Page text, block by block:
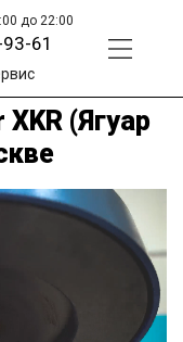
до 22:00
61
(Ягуар